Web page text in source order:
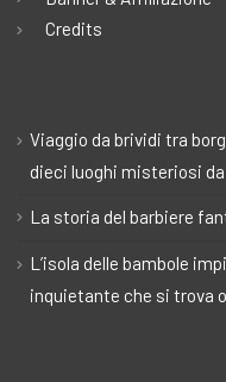
Credits
Viaggio da brividi tra
dieci luoghi misteriosi
La storia del barbiere
L’isola delle bambole
inquietante che si trova